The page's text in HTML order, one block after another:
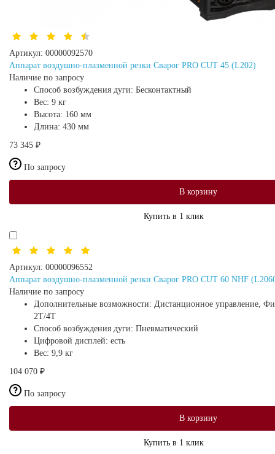
Артикул: 00000092570
Аппарат воздушно-плазменной резки Сварог PRO CUT 45 (L202)
Наличие по запросу
Способ возбуждения дуги: Бесконтактный
Вес: 9 кг
Высота: 160 мм
Длина: 430 мм
73 345 ₽
По запросу
В корзину
Купить в 1 клик
Артикул: 00000096552
Аппарат воздушно-плазменной резки Сварог PRO CUT 60 NHF
Наличие по запросу
Дополнительные возможности: Дистанционное управление,
2Т/4Т
Способ возбуждения дуги: Пневматический
Цифровой дисплей: есть
Вес: 9,9 кг
104 070 ₽
По запросу
В корзину
Купить в 1 клик